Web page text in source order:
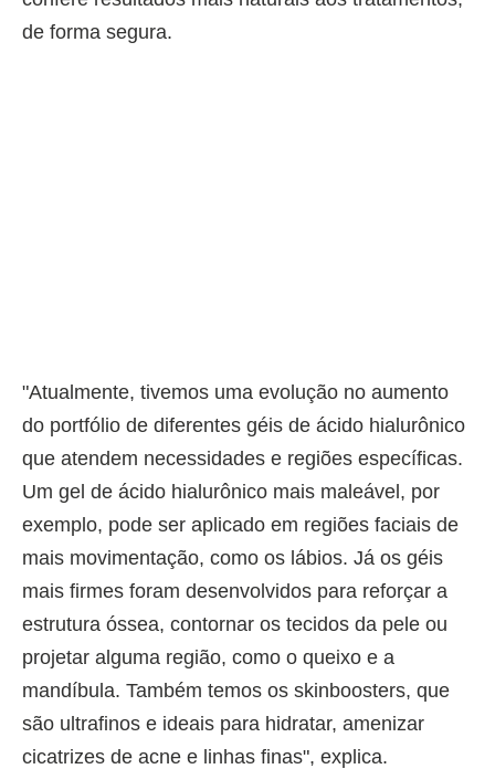
de forma segura.
"Atualmente, tivemos uma evolução no aumento
do portfólio de diferentes géis de ácido hialurônico
que atendem necessidades e regiões específicas.
Um gel de ácido hialurônico mais maleável, por
exemplo, pode ser aplicado em regiões faciais de
mais movimentação, como os lábios. Já os géis
mais firmes foram desenvolvidos para reforçar a
estrutura óssea, contornar os tecidos da pele ou
projetar alguma região, como o queixo e a
mandíbula. Também temos os skinboosters, que
são ultrafinos e ideais para hidratar, amenizar
cicatrizes de acne e linhas finas", explica.